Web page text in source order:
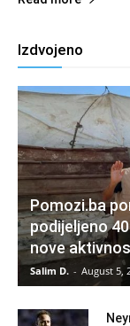
Izdvojeno
Pomozi.ba
podijeljeno
nove
Salim D. - August 5,